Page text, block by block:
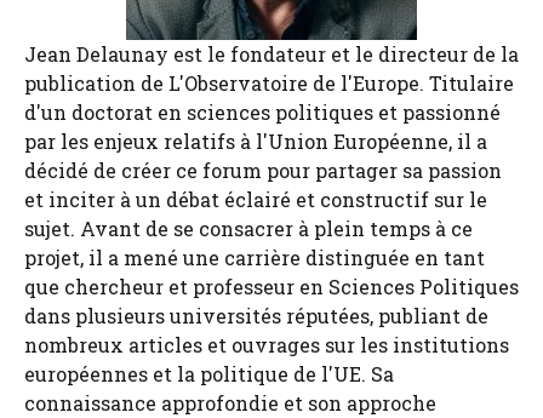
Jean Delaunay est le fondateur et le directeur de la
publication de L'Observatoire de l'Europe. Titulaire
d'un doctorat en sciences politiques et passionné
par les enjeux relatifs à l'Union Européenne, il a
décidé de créer ce forum pour partager sa passion
et inciter à un débat éclairé et constructif sur le
sujet. Avant de se consacrer à plein temps à ce
projet, il a mené une carrière distinguée en tant
que chercheur et professeur en Sciences Politiques
dans plusieurs universités réputées, publiant de
nombreux articles et ouvrages sur les institutions
européennes et la politique de l'UE. Sa
connaissance approfondie et son approche